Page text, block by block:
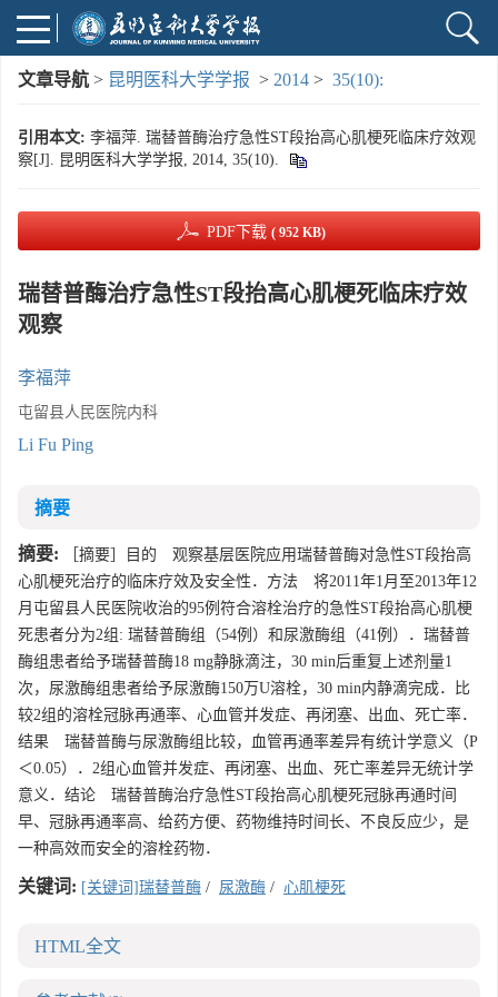
文章导航 > 昆明医科大学学报 > 2014 > 35(10):
引用本文: 李福萍. 瑞替普酶治疗急性ST段抬高心肌梗死临床疗效观
察[J]. 昆明医科大学学报, 2014, 35(10).
PDF下载 ( 952 KB)
瑞替普酶治疗急性ST段抬高心肌梗死临床疗效
观察
李福萍
屯留县人民医院内科
Li Fu Ping
摘要
摘要: ［摘要］目的 观察基层医院应用瑞替普酶对急性ST段抬高
心肌梗死治疗的临床疗效及安全性．方法 将2011年1月至2013年12
月屯留县人民医院收治的95例符合溶栓治疗的急性ST段抬高心肌梗
死患者分为2组: 瑞替普酶组（54例）和尿激酶组（41例）．瑞替普
酶组患者给予瑞替普酶18 mg静脉滴注，30 min后重复上述剂量1
次，尿激酶组患者给予尿激酶150万U溶栓，30 min内静滴完成．比
较2组的溶栓冠脉再通率、心血管并发症、再闭塞、出血、死亡率．
结果 瑞替普酶与尿激酶组比较，血管再通率差异有统计学意义（P
＜0.05）．2组心血管并发症、再闭塞、出血、死亡率差异无统计学
意义．结论 瑞替普酶治疗急性ST段抬高心肌梗死冠脉再通时间
早、冠脉再通率高、给药方便、药物维持时间长、不良反应少，是
一种高效而安全的溶栓药物．
关键词: [关键词]瑞替普酶 / 尿激酶 / 心肌梗死
HTML全文